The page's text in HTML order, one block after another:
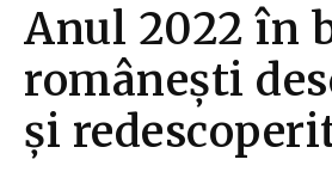
Anul 2022 în
românești
și